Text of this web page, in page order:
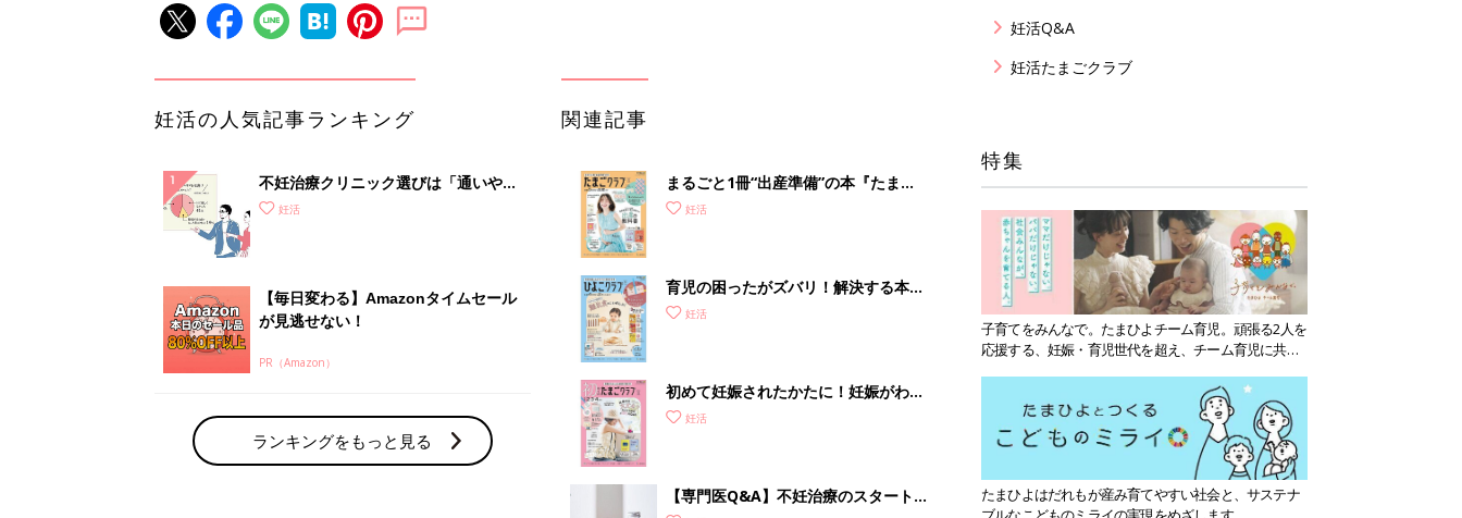
妊活の人気記事ランキング
不妊治療クリニック選びは「通いやす
さ」が大切！選び方、重要3カ条っ
妊活
【毎日変わる】Amazonタイムセール
が見逃せない！
PR（Amazon）
ランキングをもっと見る
関連記事
まるごと1冊“出産準備”の本『たまご
クラブ 夏号』〈スペシャル大特集〉
妊活
育児の困ったがズバリ！解決する本
『ひよこクラブ 秋号』 4カ月～2才
妊活
初めて妊娠されたかたに！妊娠がわか
ったら最初に読む本『初めてのたまご
妊活
【専門医Q&A】不妊治療のスタート
妊活Q&A
妊活たまごクラブ
特集
子育てをみんなで。たまひよチーム育児。頑張る2人を
応援する、妊娠・育児世代を超え、チーム育児に共感
たまひよはだれもが産み育てやすい社会と、サステナ